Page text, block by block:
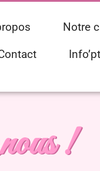
Notre
!